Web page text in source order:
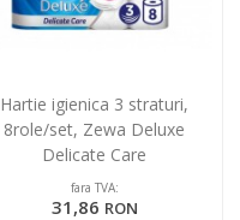
Hartie igienica 3 straturi,
8role/set, Zewa Deluxe
Delicate Care
fara TVA:
31,86 RON